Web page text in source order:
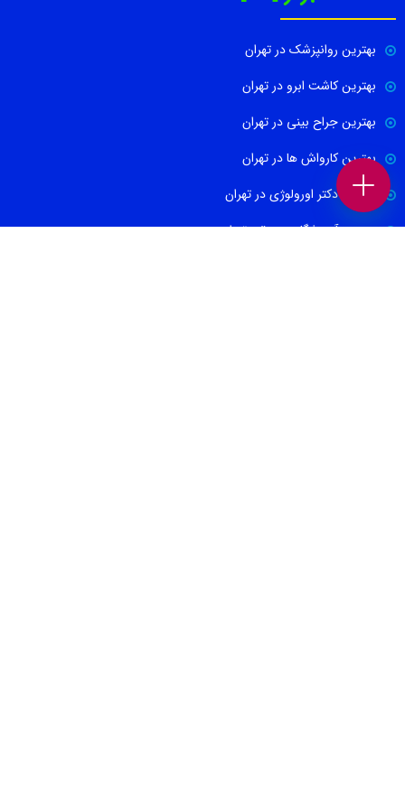
بهترین روانپزشک در تهران
بهترین کاشت ابرو در تهران
بهترین جراح بینی در تهران
بهترین کارواش ها در تهران
بهترین دکتر اورولوژی در تهران
بهترین آموزشگاه موسیقی تهران